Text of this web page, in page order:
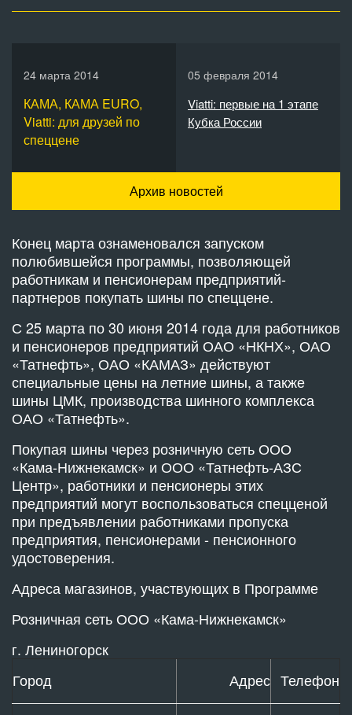
24 марта 2014
КАМА, КАМА EURO,
Viatti: для друзей по
спеццене
05 февраля 2014
Viatti: первые на 1 этапе
Кубка России
Архив новостей
Конец марта ознаменовался запуском
полюбившейся программы, позволяющей
работникам и пенсионерам предприятий-
партнеров покупать шины по спеццене.
С 25 марта по 30 июня 2014 года для работников
и пенсионеров предприятий ОАО «НКНХ», ОАО
«Татнефть», ОАО «КАМАЗ» действуют
специальные цены на летние шины, а также
шины ЦМК, производства шинного комплекса
ОАО «Татнефть».
Покупая шины через розничную сеть ООО
«Кама-Нижнекамск» и ООО «Татнефть-АЗС
Центр», работники и пенсионеры этих
предприятий могут воспользоваться спецценой
при предъявлении работниками пропуска
предприятия, пенсионерами - пенсионного
удостоверения.
Адреса магазинов, участвующих в Программе
Розничная сеть ООО «Кама-Нижнекамск»
г. Лениногорск
Город
Адрес Телефон